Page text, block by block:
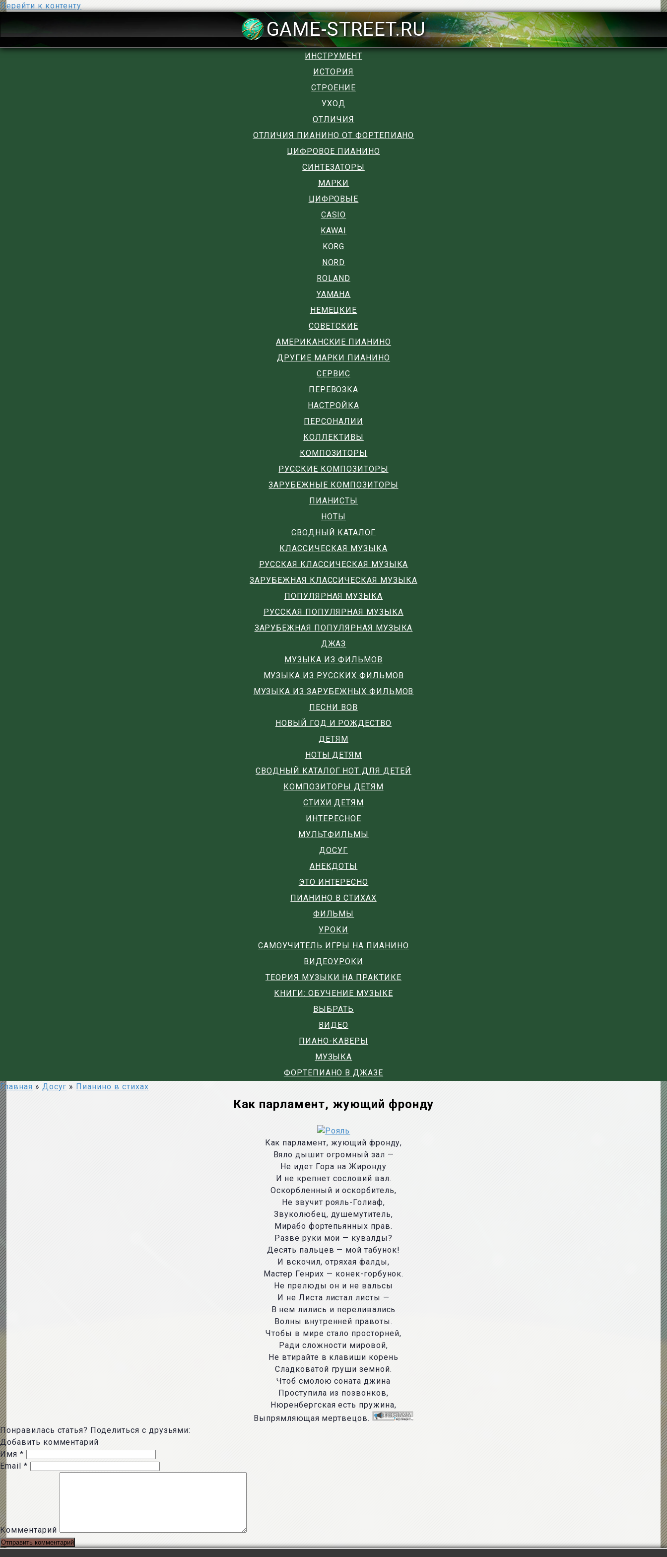
Перейти к контенту
GAME-STREET.RU
ИНСТРУМЕНТ
ИСТОРИЯ
СТРОЕНИЕ
УХОД
ОТЛИЧИЯ
ОТЛИЧИЯ ПИАНИНО ОТ ФОРТЕПИАНО
ЦИФРОВОЕ ПИАНИНО
СИНТЕЗАТОРЫ
МАРКИ
ЦИФРОВЫЕ
CASIO
KAWAI
KORG
NORD
ROLAND
YAMAHA
НЕМЕЦКИЕ
СОВЕТСКИЕ
АМЕРИКАНСКИЕ ПИАНИНО
ДРУГИЕ МАРКИ ПИАНИНО
СЕРВИС
ПЕРЕВОЗКА
НАСТРОЙКА
ПЕРСОНАЛИИ
КОЛЛЕКТИВЫ
КОМПОЗИТОРЫ
РУССКИЕ КОМПОЗИТОРЫ
ЗАРУБЕЖНЫЕ КОМПОЗИТОРЫ
ПИАНИСТЫ
НОТЫ
СВОДНЫЙ КАТАЛОГ
КЛАССИЧЕСКАЯ МУЗЫКА
РУССКАЯ КЛАССИЧЕСКАЯ МУЗЫКА
ЗАРУБЕЖНАЯ КЛАССИЧЕСКАЯ МУЗЫКА
ПОПУЛЯРНАЯ МУЗЫКА
РУССКАЯ ПОПУЛЯРНАЯ МУЗЫКА
ЗАРУБЕЖНАЯ ПОПУЛЯРНАЯ МУЗЫКА
ДЖАЗ
МУЗЫКА ИЗ ФИЛЬМОВ
МУЗЫКА ИЗ РУССКИХ ФИЛЬМОВ
МУЗЫКА ИЗ ЗАРУБЕЖНЫХ ФИЛЬМОВ
ПЕСНИ ВОВ
НОВЫЙ ГОД И РОЖДЕСТВО
ДЕТЯМ
НОТЫ ДЕТЯМ
СВОДНЫЙ КАТАЛОГ НОТ ДЛЯ ДЕТЕЙ
КОМПОЗИТОРЫ ДЕТЯМ
СТИХИ ДЕТЯМ
ИНТЕРЕСНОЕ
МУЛЬТФИЛЬМЫ
ДОСУГ
АНЕКДОТЫ
ЭТО ИНТЕРЕСНО
ПИАНИНО В СТИХАХ
ФИЛЬМЫ
УРОКИ
САМОУЧИТЕЛЬ ИГРЫ НА ПИАНИНО
ВИДЕОУРОКИ
ТЕОРИЯ МУЗЫКИ НА ПРАКТИКЕ
КНИГИ: ОБУЧЕНИЕ МУЗЫКЕ
ВЫБРАТЬ
ВИДЕО
ПИАНО-КАВЕРЫ
МУЗЫКА
ФОРТЕПИАНО В ДЖАЗЕ
Главная » Досуг » Пианино в стихах
Как парламент, жующий фронду
Как парламент, жующий фронду,
Вяло дышит огромный зал —
Не идет Гора на Жиронду
И не крепнет сословий вал.
Оскорбленный и оскорбитель,
Не звучит рояль-Голиаф,
Звуколюбец, душемутитель,
Мирабо фортепьянных прав.
Разве руки мои — кувалды?
Десять пальцев — мой табунок!
И вскочил, отряхая фалды,
Мастер Генрих — конек-горбунок.
Не прелюды он и не вальсы
И не Листа листал листы —
В нем лились и переливались
Волны внутренней правоты.
Чтобы в мире стало просторней,
Ради сложности мировой,
Не втирайте в клавиши корень
Сладковатой груши земной.
Чтоб смолою соната джина
Проступила из позвонков,
Нюренбергская есть пружина,
Выпрямляющая мертвецов.
Понравилась статья? Поделиться с друзьями:
Добавить комментарий
Имя *
Email *
Комментарий